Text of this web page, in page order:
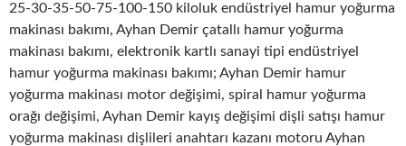
25-30-35-50-75-100-150 kiloluk endüstriyel hamur yoğurma
makinası bakımı, Ayhan Demir çatallı hamur yoğurma
makinası bakımı, elektronik kartlı sanayi tipi endüstriyel
hamur yoğurma makinası bakımı; Ayhan Demir hamur
yoğurma makinası motor değişimi, spiral hamur yoğurma
orağı değişimi, Ayhan Demir kayış değişimi dişli satışı hamur
yoğurma makinası dişlileri anahtarı kazanı motoru Ayhan